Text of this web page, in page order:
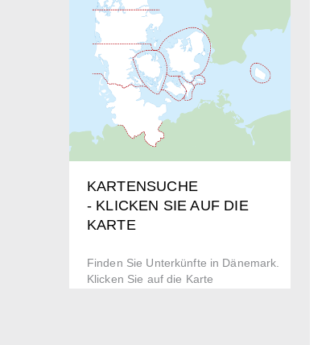
KARTENSUCHE
- KLICKEN SIE AUF DIE
KARTE
Finden Sie Unterkünfte in Dänemark.
Klicken Sie auf die Karte